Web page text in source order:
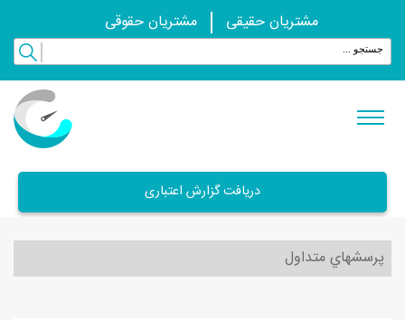
مشتریان حقیقی مشتریان حقوقی
دریافت گزارش اعتباری
پرسشهاي متداول